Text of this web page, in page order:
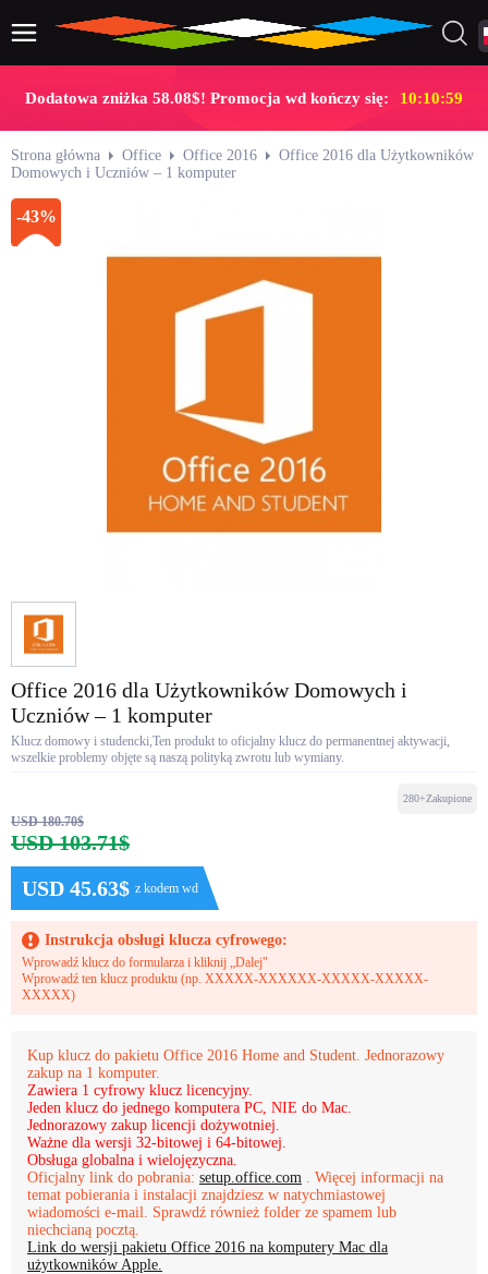
Dodatowa zniżka 58.08$! Promocja wd kończy się: 10:10:58
Strona główna Office Office 2016
Office 2016 dla Użytkowników
Domowych i Uczniów – 1 komputer
-43%
Office 2016 dla Użytkowników Domowych i
Uczniów – 1 komputer
Klucz domowy i studencki,Ten produkt to oficjalny klucz do permanentnej aktywacji,
wszelkie problemy objęte są naszą polityką zwrotu lub wymiany.
USD 180.70$
USD 103.71$
USD 45.63$ z kodem wd
280+Zakupione
Instrukcja obsługi klucza cyfrowego:
Wprowadź klucz do formularza i kliknij „Dalej"
Wprowadź ten klucz produktu (np. XXXXX-XXXXXX-XXXXX-XXXXX-
XXXXX)
Kup klucz do pakietu Office 2016 Home and Student. Jednorazowy
zakup na 1 komputer.
Zawiera 1 cyfrowy klucz licencyjny.
Jeden klucz do jednego komputera PC, NIE do Mac.
Jednorazowy zakup licencji dożywotniej.
Ważne dla wersji 32-bitowej i 64-bitowej.
Obsługa globalna i wielojęzyczna.
Oficjalny link do pobrania: setup.office.com . Więcej informacji na
temat pobierania i instalacji znajdziesz w natychmiastowej
wiadomości e-mail. Sprawdź również folder ze spamem lub
niechcianą pocztą.
Link do wersji pakietu Office 2016 na komputery Mac dla
użytkowników Apple.